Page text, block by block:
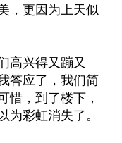
，更因为上天似
高兴得又蹦又
答应了，我们简
惜，到了楼下，
为彩虹消失了。